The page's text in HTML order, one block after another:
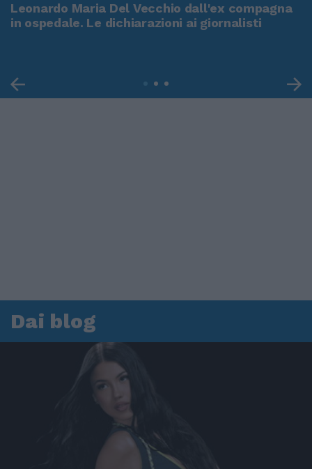
Leonardo Maria Del Vecchio dall'ex compagna
in ospedale. Le dichiarazioni ai giornalisti
Dai blog